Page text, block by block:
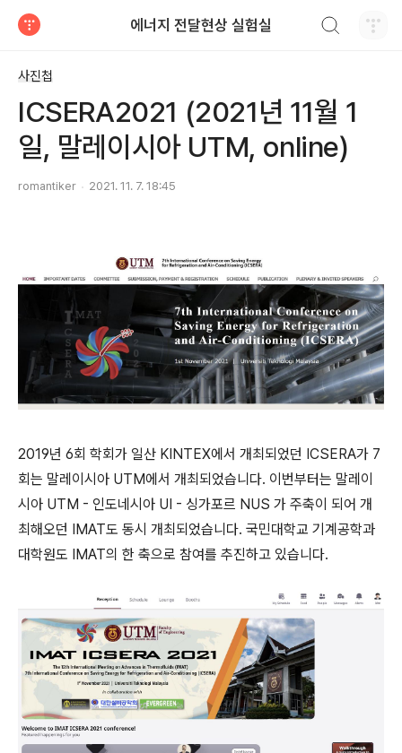
에너지 전달현상 실험실
사진첩
ICSERA2021 (2021년 11월 1
일, 말레이시아 UTM, online)
romantiker 2021. 11. 7. 18:45
2019년 6회 학회가 일산 KINTEX에서 개최되었던 ICSERA가 7
회는 말레이시아 UTM에서 개최되었습니다. 이번부터는 말레이
시아 UTM - 인도네시아 UI - 싱가포르 NUS 가 주축이 되어 개
최해오던 IMAT도 동시 개최되었습니다. 국민대학교 기계공학과
대학원도 IMAT의 한 축으로 참여를 추진하고 있습니다.